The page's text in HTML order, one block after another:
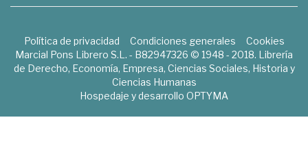
Política de privacidad Condiciones generales
Cookies
Marcial Pons Librero S.L. - B82947326 © 1948 - 2018. Librería
de Derecho, Economía, Empresa, Ciencias Sociales, Historia y
Ciencias Humanas
Hospedaje y desarrollo OPTYMA